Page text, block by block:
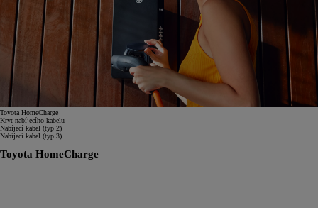
Toyota HomeCharge
Kryt nabíjecího kabelu
Nabíjecí kabel (typ 2)
Nabíjecí kabel (typ 3)
Toyota HomeCharge